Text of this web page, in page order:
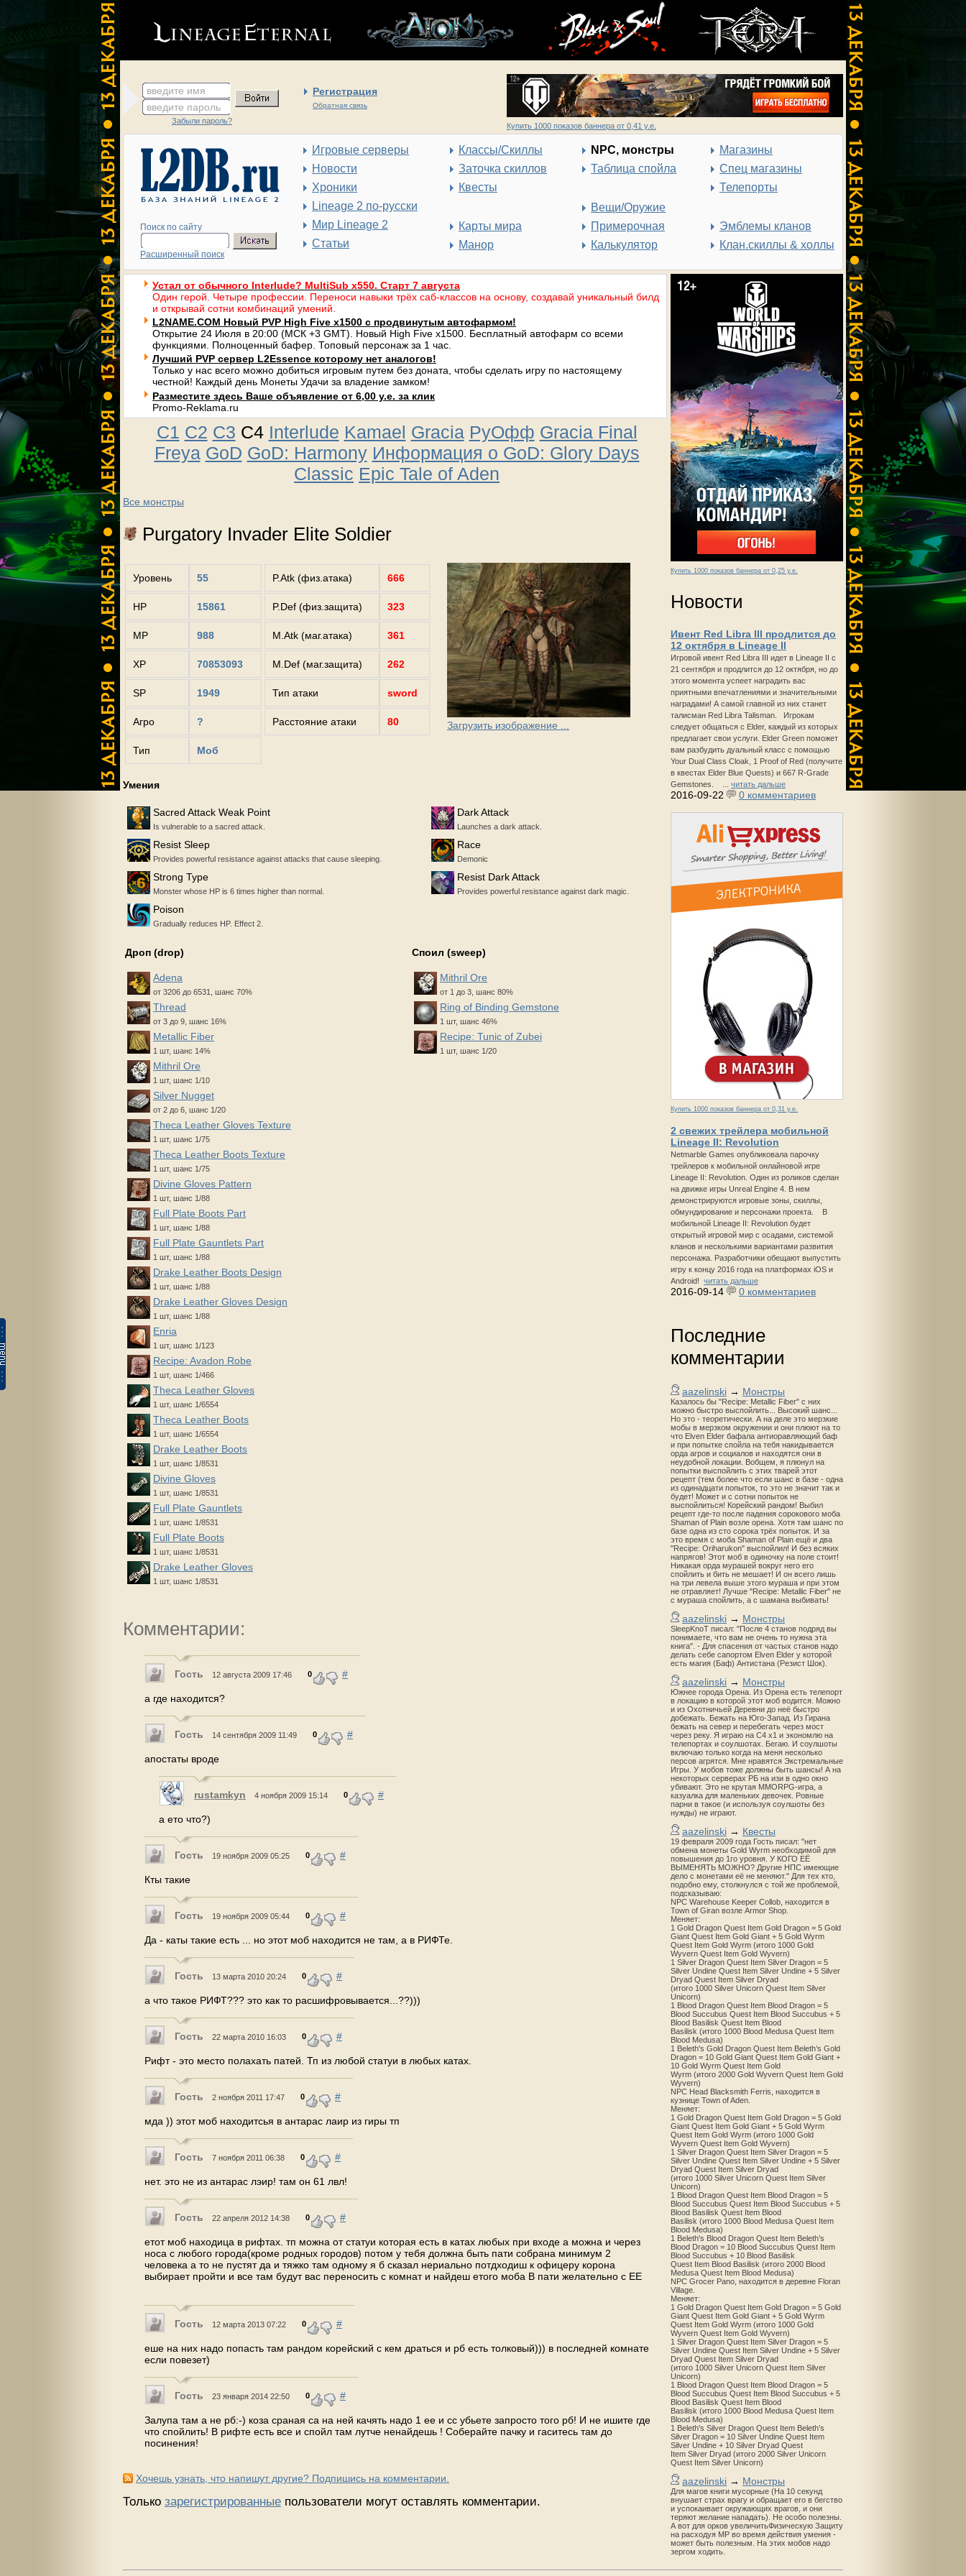
введите имя Регистрация
Обратная связь
введите пароль
Забыли пароль?
Купить 1000 показов баннера от 0,41 у.е.
Поиск по сайту
Расширенный поиск
Игровые серверы
Новости
Хроники
Lineage 2 по-русски
Мир Lineage 2
Статьи
Классы/Скиллы
Заточка скиллов
Квесты
Карты мира
Манор
NPC, монстры
Таблица спойла
Вещи/Оружие
Примерочная
Калькулятор
Магазины
Спец магазины
Телепорты
Эмблемы кланов
Клан.скиллы & холлы
Купить 1000 показов баннера от 0,25 у.е.
Новости
Ивент Red Libra III продлится до
12 октября в Lineage II
Игровой ивент Red Libra III идет в Lineage II с
21 сентября и продлится до 12 октября, но до
этого момента успеет наградить вас
приятными впечатлениями и значительными
наградами! А самой главной из них станет
талисман Red Libra Talisman. Игрокам
следует общаться с Elder, каждый из которых
предлагает свои услуги. Elder Green поможет
вам разбудить дуальный класс с помощью
Your Dual Class Cloak, 1 Proof of Red (получите
в квестах Elder Blue Quests) и 667 R-Grade
Gemstones. ... читать дальше
2016-09-22 0 комментариев
Купить 1000 показов баннера от 0,31 у.е.
2 свежих трейлера мобильной
Lineage II: Revolution
Netmarble Games опубликовала парочку
трейлеров к мобильной онлайновой игре
Lineage II: Revolution. Один из роликов сделан
на движке игры Unreal Engine 4. В нем
демонстрируются игровые зоны, скиллы,
обмундирование и персонажи проекта. В
мобильной Lineage II: Revolution будет
открытый игровой мир с осадами, системой
кланов и несколькими вариантами развития
персонажа. Разработчики обещают выпустить
игру к концу 2016 года на платформах iOS и
Android! читать дальше
2016-09-14 0 комментариев
Последние
комментарии
aazelinski → Монстры
Казалось бы "Recipe: Metallic Fiber" с них
можно быстро выспойлить... Высокий шанс...
Но это - теоретически. А на деле это мерзкие
мобы в мерзком окружении и они плюют на то
что Elven Elder бафала антиоравляющий баф
и при попытке спойла на тебя накидывается
орда агров и социалов и находятся они в
неудобной локации. Вобщем, я плюнул на
попытки выспойлить с этих тварей этот
рецепт (тем более что если шанс в базе - одна
из одинадцати попыток, то это не значит так и
будет! Может и с сотни попыток не
выспойлиться! Корейский рандом! Выбил
рецепт где-то после падения сорокового моба
Shaman of Plain возле орена. Хотя там шанс по
базе одна из сто сорока трёх попыток. И за
это время с моба Shaman of Plain ещё и два
"Recipe: Oriharukon" выспойлил! И без всяких
напрягов! Этот моб в одиночку на поле стоит!
Никакая орда мурашей вокруг него его
спойлить и бить не мешает! И он всего лишь
на три левела выше этого мураша и при этом
не отравляет! Лучше "Recipe: Metallic Fiber" не
с мураша спойлить, а с шамана выбивать!
aazelinski → Монстры
SleepKnoT писал: "После 4 станов подряд вы
понимаете, что вам не очень то нужна эта
книга". - Для спасения от частых станов надо
делать себе сапортом Elven Elder у которой
есть магия (Баф) Антистана (Резист Шок).
aazelinski → Монстры
Южнее города Орена. Из Орена есть телепорт
в локацию в которой этот моб водится. Можно
и из Охотничьей Деревни до неё быстро
добежать. Бежать на Юго-Запад. Из Гирана
бежать на север и перебегать через мост
через реку. Я играю на С4 х1 и экономлю на
телепортах и соулшотах. Бегаю. И соулшоты
включаю только когда на меня несколько
персов агрятся. Мне нравятся Экстремальные
Игры. У мобов тоже должны быть шансы! А на
некоторых серверах РБ на изи в одно окно
убивают. Это не крутая MMORPG-игра, а
казуалка для маленьких девочек. Ровные
парни в такое (и используя соулшоты без
нужды) не играют.
aazelinski → Квесты
19 февраля 2009 года Гость писал: "нет
обмена монеты Gold Wyrm необходимой для
повышения до 1го уровня. У КОГО ЕЁ
ВЫМЕНЯТЬ МОЖНО? Другие НПС имеющие
дело с монетами её не меняют." Для тех кто,
подобно ему, столкнулся с той же проблемой,
подсказываю:
NPC Warehouse Keeper Collob, находится в
Town of Giran возле Armor Shop.
Меняет:
1 Gold Dragon Quest Item Gold Dragon = 5 Gold
Giant Quest Item Gold Giant + 5 Gold Wyrm
Quest Item Gold Wyrm (итого 1000 Gold
Wyvern Quest Item Gold Wyvern)
1 Silver Dragon Quest Item Silver Dragon = 5
Silver Undine Quest Item Silver Undine + 5 Silver
Dryad Quest Item Silver Dryad
(итого 1000 Silver Unicorn Quest Item Silver
Unicorn)
1 Blood Dragon Quest Item Blood Dragon = 5
Blood Succubus Quest Item Blood Succubus + 5
Blood Basilisk Quest Item Blood
Basilisk (итого 1000 Blood Medusa Quest Item
Blood Medusa)
1 Beleth's Gold Dragon Quest Item Beleth’s Gold
Dragon = 10 Gold Giant Quest Item Gold Giant +
10 Gold Wyrm Quest Item Gold
Wyrm (итого 2000 Gold Wyvern Quest Item Gold
Wyvern)
NPC Head Blacksmith Ferris, находится в
кузнице Town of Aden.
Меняет:
1 Gold Dragon Quest Item Gold Dragon = 5 Gold
Giant Quest Item Gold Giant + 5 Gold Wyrm
Quest Item Gold Wyrm (итого 1000 Gold
Wyvern Quest Item Gold Wyvern)
1 Silver Dragon Quest Item Silver Dragon = 5
Silver Undine Quest Item Silver Undine + 5 Silver
Dryad Quest Item Silver Dryad
(итого 1000 Silver Unicorn Quest Item Silver
Unicorn)
1 Blood Dragon Quest Item Blood Dragon = 5
Blood Succubus Quest Item Blood Succubus + 5
Blood Basilisk Quest Item Blood
Basilisk (итого 1000 Blood Medusa Quest Item
Blood Medusa)
1 Beleth's Blood Dragon Quest Item Beleth’s
Blood Dragon = 10 Blood Succubus Quest Item
Blood Succubus + 10 Blood Basilisk
Quest Item Blood Basilisk (итого 2000 Blood
Medusa Quest Item Blood Medusa)
NPC Grocer Pano, находится в деревне Floran
Village.
Меняет:
1 Gold Dragon Quest Item Gold Dragon = 5 Gold
Giant Quest Item Gold Giant + 5 Gold Wyrm
Quest Item Gold Wyrm (итого 1000 Gold
Wyvern Quest Item Gold Wyvern)
1 Silver Dragon Quest Item Silver Dragon = 5
Silver Undine Quest Item Silver Undine + 5 Silver
Dryad Quest Item Silver Dryad
(итого 1000 Silver Unicorn Quest Item Silver
Unicorn)
1 Blood Dragon Quest Item Blood Dragon = 5
Blood Succubus Quest Item Blood Succubus + 5
Blood Basilisk Quest Item Blood
Basilisk (итого 1000 Blood Medusa Quest Item
Blood Medusa)
1 Beleth's Silver Dragon Quest Item Beleth’s
Silver Dragon = 10 Silver Undine Quest Item
Silver Undine + 10 Silver Dryad Quest
Item Silver Dryad (итого 2000 Silver Unicorn
Quest Item Silver Unicorn)
aazelinski → Монстры
Для магов книги мусорные (На 10 секунд
внушает страх врагу и обращает его в бегство
и успокаивает окружающих врагов, и они
теряют желание нападать). Не особо полезны.
А вот для орков увеличитьФизическую Защиту
на расходуя MP во время действия умения -
может быть полезным. На этих мобов надо
зергом ходить.
Устал от обычного Interlude? MultiSub x550. Старт 7 августа
Один герой. Четыре профессии. Переноси навыки трёх саб-классов на основу, создавай уникальный билд
и открывай сотни комбинаций умений.
L2NAME.COM Новый PVP High Five x1500 с продвинутым автофармом!
Открытие 24 Июля в 20:00 (МСК +3 GMT). Новый High Five x1500. Бесплатный автофарм со всеми
функциями. Полноценный бафер. Топовый персонаж за 1 час.
Лучший PVP сервер L2Essence которому нет аналогов!
Только у нас всего можно добиться игровым путем без доната, чтобы сделать игру по настоящему
честной! Каждый день Монеты Удачи за владение замком!
Разместите здесь Ваше объявление от 6,00 у.е. за клик
Promo-Reklama.ru
C1 C2 C3 C4 Interlude Kamael Gracia РуОфф Gracia Final
Freya GoD GoD: Harmony Информация о GoD: Glory Days
Classic Epic Tale of Aden
Все монстры
Purgatory Invader Elite Soldier
Уровень 55
HP 15861
MP 988
XP 70853093
SP 1949
Агро ?
Тип Моб
P.Atk (физ.атака) 666
P.Def (физ.защита) 323
M.Atk (маг.атака) 361
M.Def (маг.защита) 262
Тип атаки sword
Расстояние атаки 80 Загрузить изображение ...
Умения
Sacred Attack Weak Point
Is vulnerable to a sacred attack.
Dark Attack
Launches a dark attack.
Resist Sleep
Provides powerful resistance against attacks that cause sleeping.
Race
Demonic
Strong Type
Monster whose HP is 6 times higher than normal.
Resist Dark Attack
Provides powerful resistance against dark magic.
Poison
Gradually reduces HP. Effect 2.
Дроп (drop)
Adena
от 3206 до 6531, шанс 70%
Thread
от 3 до 9, шанс 16%
Metallic Fiber
1 шт, шанс 14%
Mithril Ore
1 шт, шанс 1/10
Silver Nugget
от 2 до 6, шанс 1/20
Theca Leather Gloves Texture
1 шт, шанс 1/75
Theca Leather Boots Texture
1 шт, шанс 1/75
Divine Gloves Pattern
1 шт, шанс 1/88
Full Plate Boots Part
1 шт, шанс 1/88
Full Plate Gauntlets Part
1 шт, шанс 1/88
Drake Leather Boots Design
1 шт, шанс 1/88
Drake Leather Gloves Design
1 шт, шанс 1/88
Enria
1 шт, шанс 1/123
Recipe: Avadon Robe
1 шт, шанс 1/466
Theca Leather Gloves
1 шт, шанс 1/6554
Theca Leather Boots
1 шт, шанс 1/6554
Drake Leather Boots
1 шт, шанс 1/8531
Divine Gloves
1 шт, шанс 1/8531
Full Plate Gauntlets
1 шт, шанс 1/8531
Full Plate Boots
1 шт, шанс 1/8531
Drake Leather Gloves
1 шт, шанс 1/8531
Споил (sweep)
Mithril Ore
от 1 до 3, шанс 80%
Ring of Binding Gemstone
1 шт, шанс 46%
Recipe: Tunic of Zubei
1 шт, шанс 1/20
Комментарии:
Гость 12 августа 2009 17:46 0 #
а где находится?
Гость 14 сентября 2009 11:49 0 #
апостаты вроде
rustamkyn 4 ноября 2009 15:14 0 #
а ето что?)
Гость 19 ноября 2009 05:25 0 #
Кты такие
Гость 19 ноября 2009 05:44 0 #
Да - каты такие есть ... но этот моб находится не там, а в РИФТе.
Гость 13 марта 2010 20:24 0 #
а что такое РИФТ??? это как то расшифровывается...??)))
Гость 22 марта 2010 16:03 0 #
Рифт - это место полахать патей. Тп из любой статуи в любых катах.
Гость 2 ноября 2011 17:47 0 #
мда )) этот моб находитсья в антарас лаир из гиры тп
Гость 7 ноября 2011 06:38 0 #
нет. это не из антарас лэир! там он 61 лвл!
Гость 22 апреля 2012 14:38 0 #
етот моб находица в рифтах. тп можна от статуи которая есть в катах любых при входе а можна и через
носа с любого города(кроме родных городов) потом у тебя должна быть пати собрана минимум 2
человека а то не пустят да и тяжко там одному я б сказал нериально потдходиш к офицеру корона
выбирает пройти и все там будут вас переносить с комнат и найдеш етого моба В пати желательно с ЕЕ
Гость 12 марта 2013 07:22 0 #
еше на них надо попасть там рандом корейский с кем драться и рб есть толковый))) в последней комнате
если повезет)
Гость 23 января 2014 22:50 0 #
Залупа там а не рб:-) коза сраная са на ней качять надо 1 ее и сс убьете запросто того рб! И не ишите где
что спойлить! В рифте есть все и спойл там лутче ненайдешь ! Соберайте пачку и гаситесь там до
посинения!
Хочешь узнать, что напишут другие? Подпишись на комментарии.
Только зарегистрированные пользователи могут оставлять комментарии.